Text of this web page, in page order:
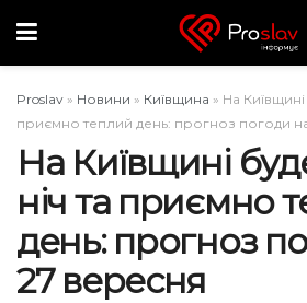
Proslav » Новини » Київщина » На
приємно теплий день: прогноз погоди
На Київщині
ніч та приємно
день: прогноз
27 вересня